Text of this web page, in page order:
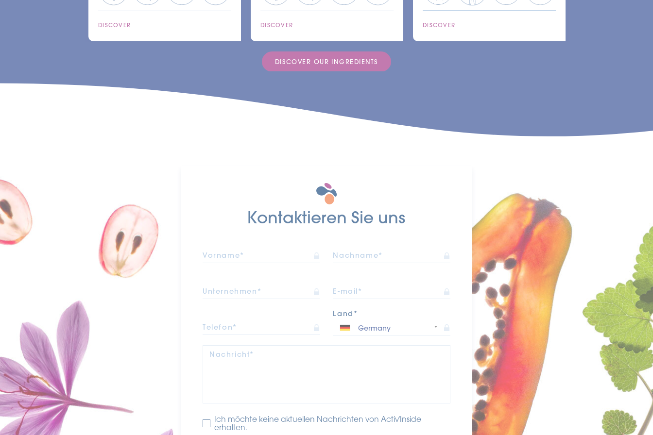
DISCOVER DISCOVER DISCOVER
DISCOVER OUR INGREDIENTS
Kontaktieren Sie uns
Vorname* Nachname*
Unternehmen* E-mail*
Telefon*
Land*
Nachricht*
Ich möchte keine aktuellen Nachrichten von Activ'Inside
erhalten.